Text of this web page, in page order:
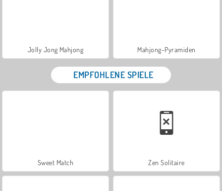
Jolly Jong Mahjong Mahjong-Pyramiden
EMPFOHLENE SPIELE
Sweet Match Zen Solitaire